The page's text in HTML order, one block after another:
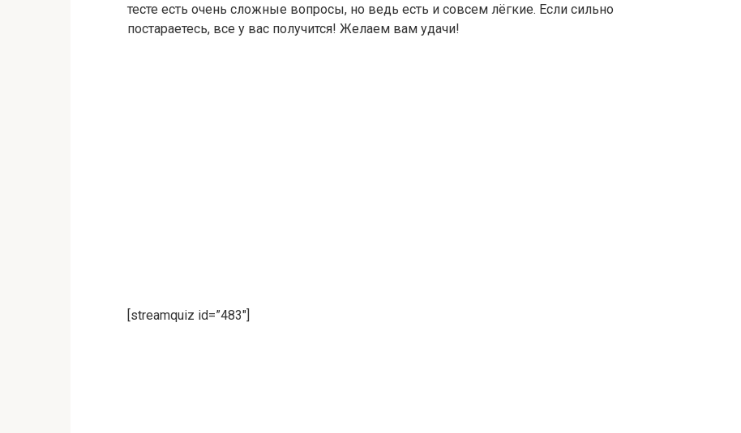
тесте есть очень сложные вопросы, но ведь есть и совсем лёгкие. Если сильно
постараетесь, все у вас получится! Желаем вам удачи!
[streamquiz id=”483″]